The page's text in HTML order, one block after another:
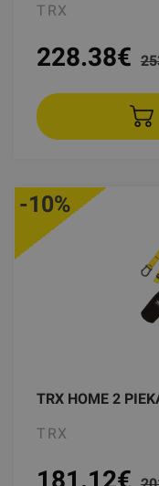
TRX
228.38€
TRX HOME 2
TRX
-10%